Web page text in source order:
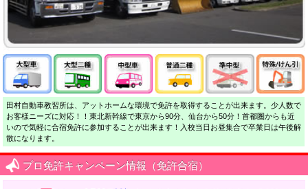
田村自動車教習所は、アットホームな環境で免許を取得することが出来ます。少人数で
お客様ニーズに対応！！東北新幹線で東京から90分、仙台から50分！首都圏からも近
いので気軽に合宿免許に参加することが出来ます！入校当日お昼集合で卒業日は午後解
散になります。
プロ免許キャンペーン情報（免許合宿）